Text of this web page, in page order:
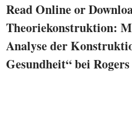
Read Online or
Theoriekonstruktion:
Analyse der
Gesundheit“ bei